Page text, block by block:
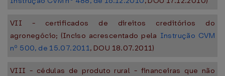
VII - certificados de direitos creditórios do
agronegócio; (Inciso acrescentado pela Instrução CVM
nº 500, de 15.07.2011, DOU 18.07.2011)
VIII - cédulas de produto rural - financeiras que não